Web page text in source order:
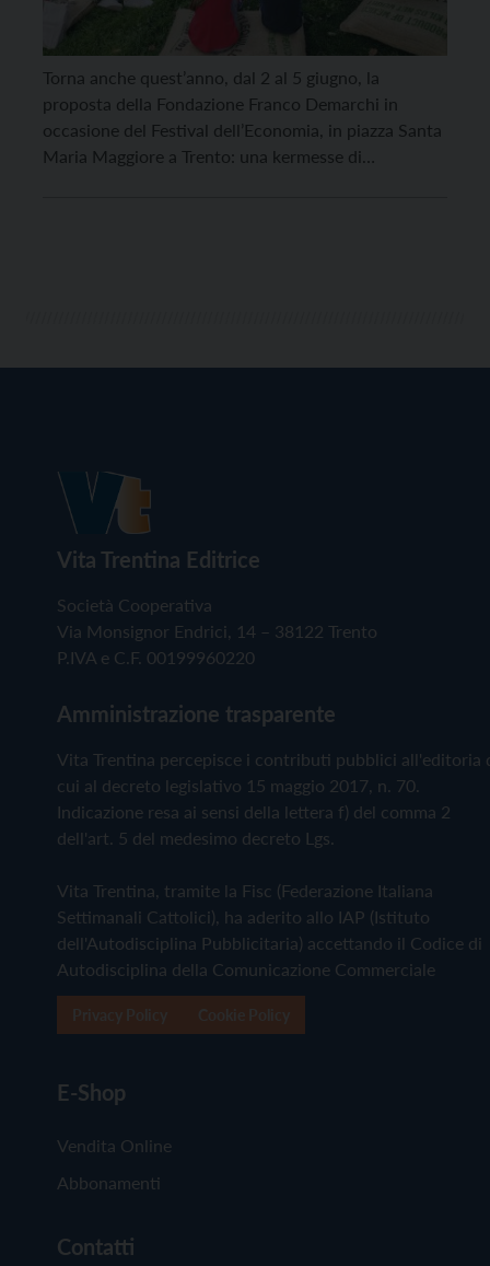
Torna anche quest’anno, dal 2 al 5 giugno, la
proposta della Fondazione Franco Demarchi in
occasione del Festival dell’Economia, in piazza Santa
Maria Maggiore a Trento: una kermesse di
Vita Trentina Editrice
Società Cooperativa
Via Monsignor Endrici, 14 – 38122 Trento
P.IVA e C.F. 00199960220
Amministrazione trasparente
Vita Trentina percepisce i contributi pubblici all'editoria
cui al decreto legislativo 15 maggio 2017, n. 70.
Indicazione resa ai sensi della lettera f) del comma 2
dell'art. 5 del medesimo decreto Lgs.
Vita Trentina, tramite la Fisc (Federazione Italiana
Settimanali Cattolici), ha aderito allo IAP (Istituto
dell'Autodisciplina Pubblicitaria) accettando il Codice di
Autodisciplina della Comunicazione Commerciale
E-Shop
Vendita Online
Abbonamenti
Contatti